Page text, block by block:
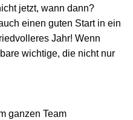
jetzt, wann dann?
einen guten Start in ein
Jahr! Wenn
wichtige, die nicht nur
ganzen Team